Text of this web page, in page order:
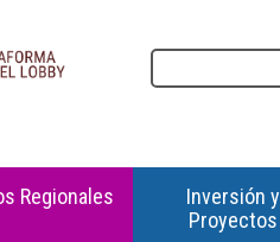
Regionales
Inversión y
Proyectos